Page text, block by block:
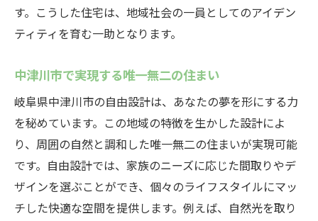
中津川市での自由設計の最新トレンド
未来志向の自由設計が可能にすること
高気密と自由設計がもたらす持続可能な住環境
持続可能な住宅の新常識：高気密と自由設
計
未来の住環境を支える高気密技術
住まいと地球に優しい設計思想
中津川市が目指す持続可能な社会と住宅
す。こうした住宅は、地域社会の一員としてのアイデン
ティティを育む一助となります。
中津川市で実現する唯一無二の住まい
岐阜県中津川市の自由設計は、あなたの夢を形にする力
を秘めています。この地域の特徴を生かした設計によ
り、周囲の自然と調和した唯一無二の住まいが実現可能
です。自由設計では、家族のニーズに応じた間取りやデ
ザインを選ぶことができ、個々のライフスタイルにマッ
チした快適な空間を提供します。例えば、自然光を取り